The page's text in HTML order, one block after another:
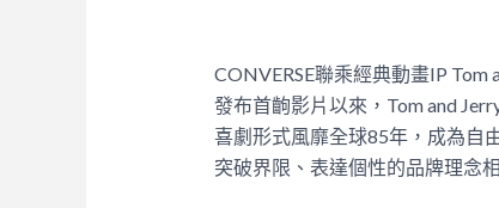
CONVERSE聯乘經典動畫IP
發布首齣影片以來，Tom and
喜劇形式風靡全球85年，成為自
突破界限、表達個性的品牌理念